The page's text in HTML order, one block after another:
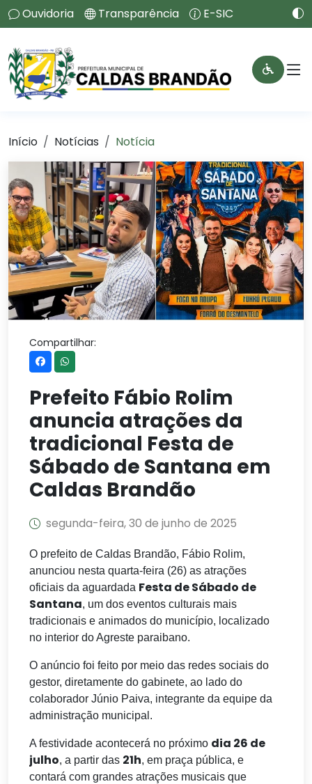
Ouvidoria Transparência E-SIC
Início Notícias Notícia
Compartilhar:
Prefeito Fábio Rolim
anuncia atrações da
tradicional Festa de
Sábado de Santana em
Caldas Brandão
segunda-feira, 30 de junho de 2025
O prefeito de Caldas Brandão, Fábio Rolim,
anunciou nesta quarta-feira (26) as atrações
oficiais da aguardada Festa de Sábado de
Santana, um dos eventos culturais mais
tradicionais e animados do município, localizado
no interior do Agreste paraibano.
O anúncio foi feito por meio das redes sociais do
gestor, diretamente do gabinete, ao lado do
colaborador Júnio Paiva, integrante da equipe da
administração municipal.
A festividade acontecerá no próximo dia 26 de
julho, a partir das 21h, em praça pública, e
contará com grandes atrações musicais que